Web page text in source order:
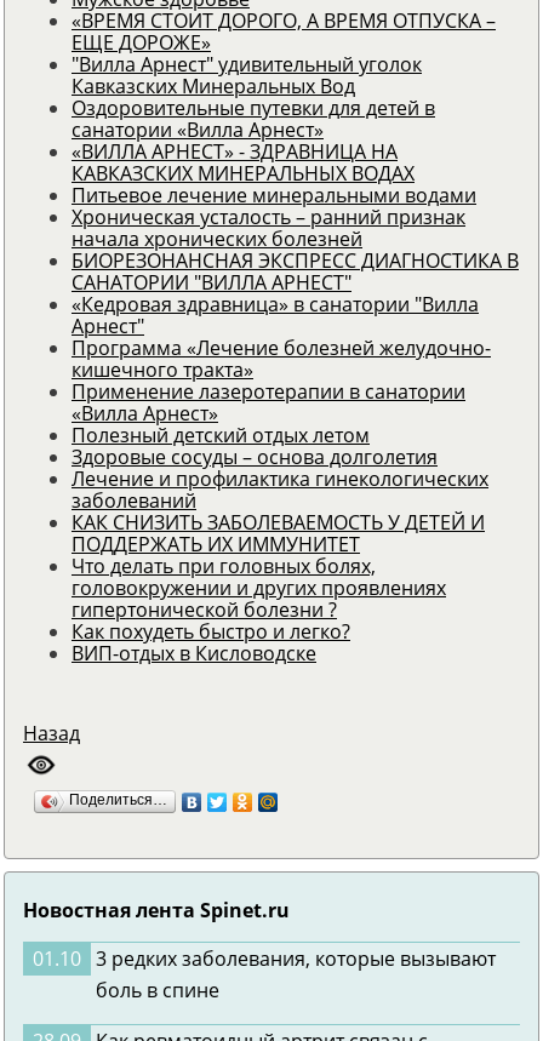
«ВРЕМЯ СТОИТ ДОРОГО, А ВРЕМЯ ОТПУСКА –
ЕЩЕ ДОРОЖЕ»
"Вилла Арнест" удивительный уголок
Кавказских Минеральных Вод
Оздоровительные путевки для детей в
санатории «Вилла Арнест»
«ВИЛЛА АРНЕСТ» - ЗДРАВНИЦА НА
КАВКАЗСКИХ МИНЕРАЛЬНЫХ ВОДАХ
Питьевое лечение минеральными водами
Хроническая усталость – ранний признак
начала хронических болезней
БИОРЕЗОНАНСНАЯ ЭКСПРЕСС ДИАГНОСТИКА В
САНАТОРИИ "ВИЛЛА АРНЕСТ"
«Кедровая здравница» в санатории "Вилла
Арнест"
Программа «Лечение болезней желудочно-
кишечного тракта»
Применение лазеротерапии в санатории
«Вилла Арнест»
Полезный детский отдых летом
Здоровые сосуды – основа долголетия
Лечение и профилактика гинекологических
заболеваний
КАК СНИЗИТЬ ЗАБОЛЕВАЕМОСТЬ У ДЕТЕЙ И
ПОДДЕРЖАТЬ ИХ ИММУНИТЕТ
Что делать при головных болях,
головокружении и других проявлениях
гипертонической болезни ?
Как похудеть быстро и легко?
ВИП-отдых в Кисловодске
Назад
Поделиться…
Новостная лента Spinet.ru
01.10 3 редких заболевания, которые вызывают
боль в спине